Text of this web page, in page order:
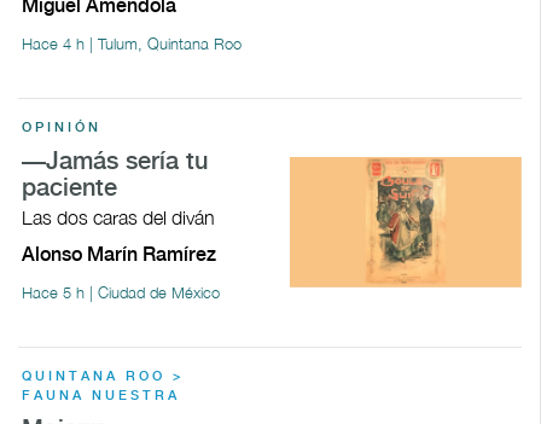
Miguel Améndola
Hace 4 h | Tulum, Quintana Roo
OPINIÓN
—Jamás sería tu
paciente
Las dos caras del diván
Alonso Marín Ramírez
Hace 5 h | Ciudad de México
QUINTANA ROO >
FAUNA NUESTRA